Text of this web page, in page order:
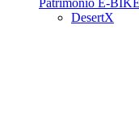
Patrimonio E-BIKE
DesertX